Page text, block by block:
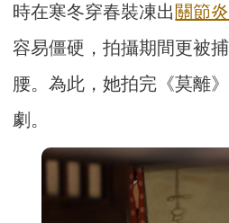
時在寒冬穿春裝凍出 關節炎
容易僵硬，拍攝期間更被
腰。為此，她拍完《莫離
劇。